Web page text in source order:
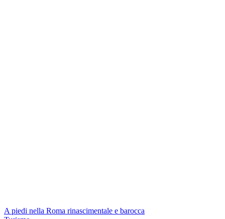
A piedi nella Roma rinascimentale e barocca